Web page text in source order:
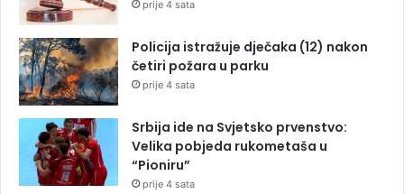
prije 4 sata
Policija istražuje dječaka (12) nakon
četiri požara u parku
prije 4 sata
Srbija ide na Svjetsko prvenstvo:
Velika pobjeda rukometaša u
“Pioniru”
prije 4 sata